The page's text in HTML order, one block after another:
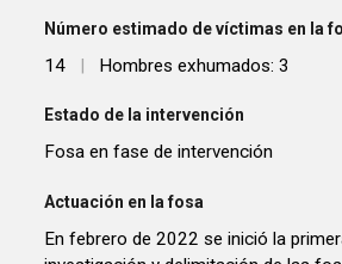
Número estimado de víctimas en la
14 | Hombres exhumados: 3
Estado de la intervención
Fosa en fase de intervención
Actuación en la fosa
En febrero de 2022 se inició la